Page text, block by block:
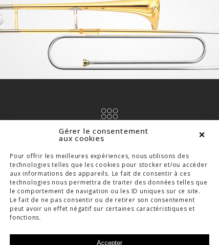
Gérer le consentement
aux cookies
Pour offrir les meilleures expériences, nous utilisons des
technologies telles que les cookies pour stocker et/ou accéder
aux informations des appareils. Le fait de consentir à ces
technologies nous permettra de traiter des données telles que
le comportement de navigation ou les ID uniques sur ce site.
Le fait de ne pas consentir ou de retirer son consentement
peut avoir un effet négatif sur certaines caractéristiques et
fonctions.
Accepter
TOUS LES PROJETS